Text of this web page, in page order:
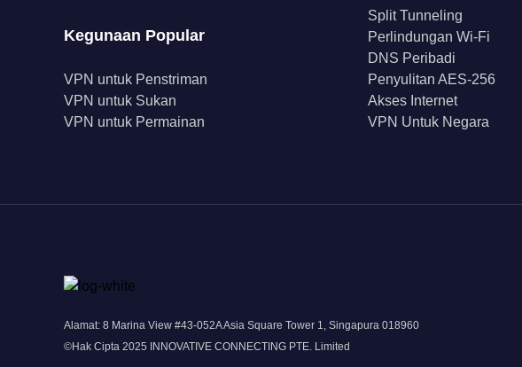
Kegunaan Popular
VPN untuk Penstriman
VPN untuk Sukan
VPN untuk Permainan
Split Tunneling
Perlindungan Wi-Fi
DNS Peribadi
Penyulitan AES-256
Akses Internet
VPN Untuk Negara
Alamat: 8 Marina View #43-052A Asia Square Tower 1, Singapura 018960
©Hak Cipta 2025 INNOVATIVE CONNECTING PTE. Limited